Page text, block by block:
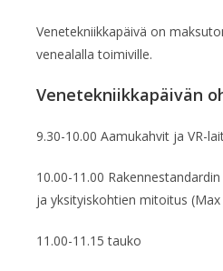
Venetekniikkapäivä on
venealalla toimiville.
Venetekniikkapäivän
9.30-10.00 Aamukahvit ja VR-
10.00-11.00
ja yksityiskohtien mitoitus (Max
11.00-11.15 tauko